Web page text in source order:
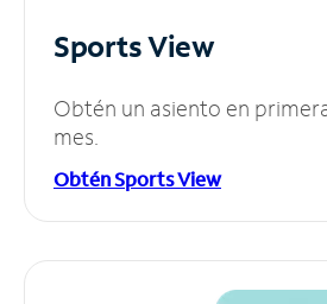
Sports View
Obtén un asiento en
mes.
Obtén Sports View